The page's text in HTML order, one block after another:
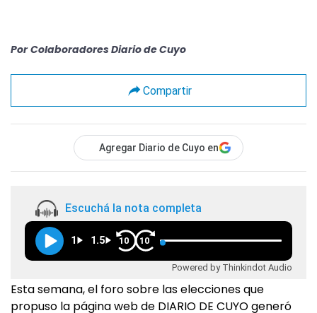
Por Colaboradores Diario de Cuyo
Compartir
Agregar Diario de Cuyo en
Escuchá la nota completa
1 1.5 10 10
Powered by Thinkindot Audio
Esta semana, el foro sobre las elecciones que
propuso la página web de DIARIO DE CUYO generó